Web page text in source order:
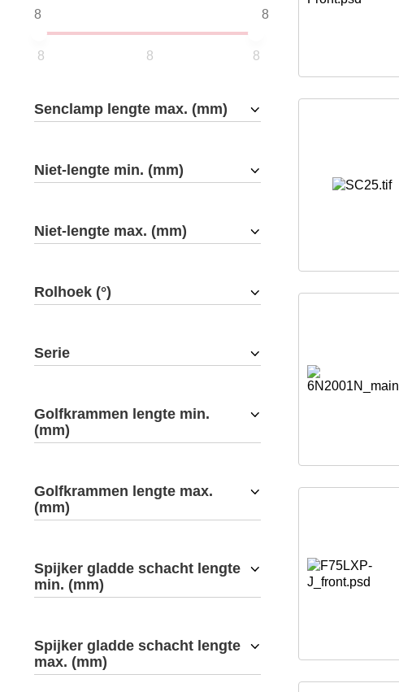
8 8 8
Senclamp lengte max. (mm)
Niet-lengte min. (mm)
Niet-lengte max. (mm)
Rolhoek (°)
Serie
Golfkrammen lengte min.
(mm)
Golfkrammen lengte max.
(mm)
Spijker gladde schacht lengte
min. (mm)
Spijker gladde schacht lengte
max. (mm)